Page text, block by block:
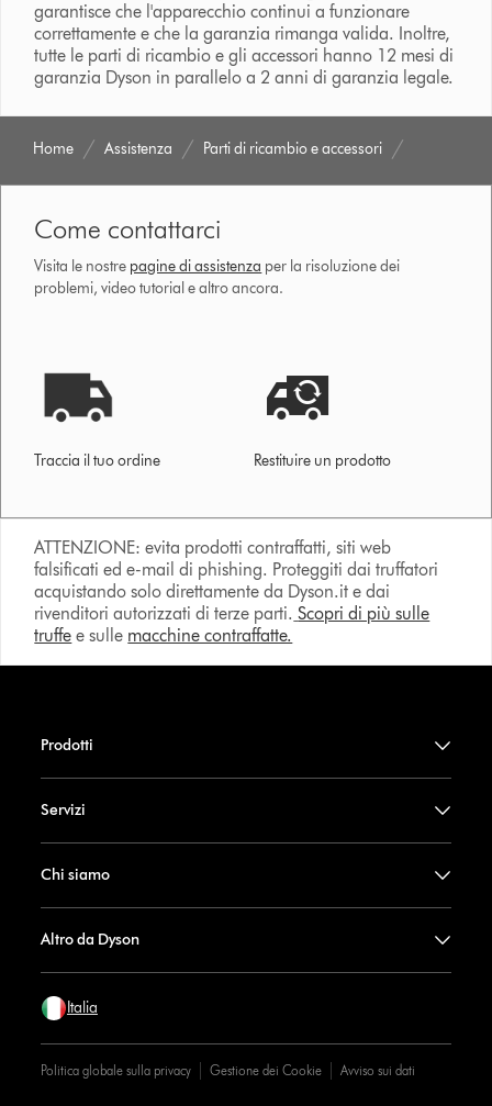
garantisce che l'apparecchio continui a funzionare
correttamente e che la garanzia rimanga valida. Inoltre,
tutte le parti di ricambio e gli accessori hanno 12 mesi di
garanzia Dyson in parallelo a 2 anni di garanzia legale.
Home Assistenza Parti di ricambio e accessori
Come contattarci
Visita le nostre pagine di assistenza per la risoluzione dei
problemi, video tutorial e altro ancora.
Traccia il tuo ordine Restituire un prodotto
ATTENZIONE: evita prodotti contraffatti, siti web
falsificati ed e-mail di phishing. Proteggiti dai truffatori
acquistando solo direttamente da Dyson.it e dai
rivenditori autorizzati di terze parti. Scopri di più sulle
truffe e sulle macchine contraffatte.
Prodotti
Servizi
Chi siamo
Altro da Dyson
Italia
Politica globale sulla privacy Gestione dei Cookie Avviso sui dati